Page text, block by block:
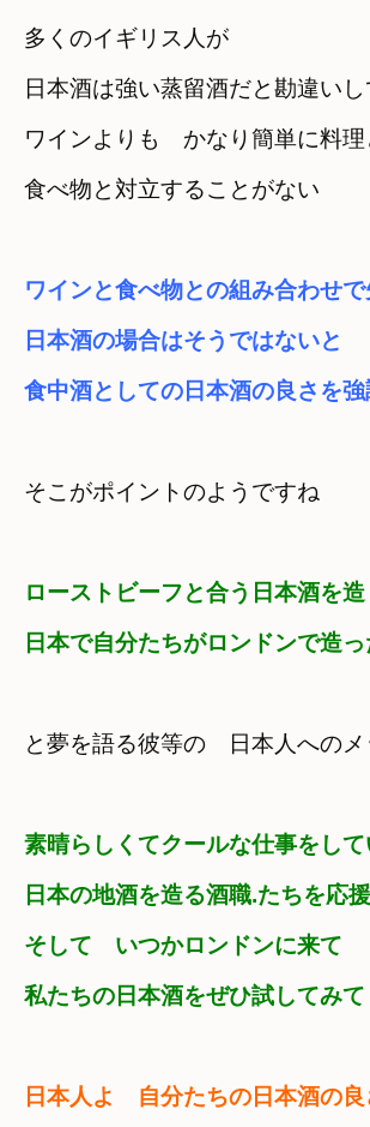
多くのイギリス人が
日本酒は強い蒸留酒だと勘違い
ワインよりも　かなり簡単に料
食べ物と対立することがない
ワインと食べ物との組み合わせ
日本酒の場合はそうではないと
食中酒としての日本酒の良さを
そこがポイントのようですね
ローストビーフと合う日本酒を
日本で自分たちがロンドンで造
と夢を語る彼等の　日本人への
素晴らしくてクールな仕事をして
日本の地酒を造る酒職.たちを応
そして　いつかロンドンに来て
私たちの日本酒をぜひ試してみ
日本人よ　自分たちの日本酒の